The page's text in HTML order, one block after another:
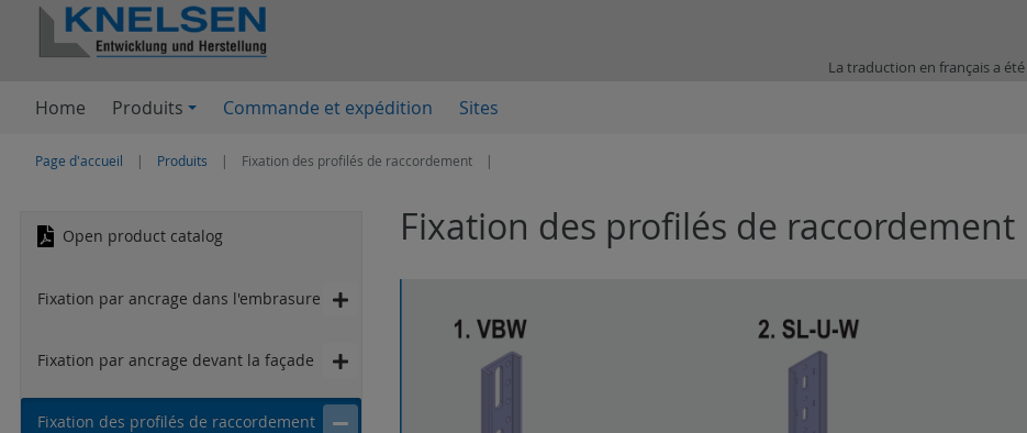
La traduction en français a
Home Produits Commande et expédition Sites
Page d'accueil Produits Fixation des profilés de raccordement
Open product catalog
Fixation par ancrage dans l'embrasure
Fixation par ancrage devant la façade
Fixation des profilés de raccordement
Fixation des profilés de raccordement